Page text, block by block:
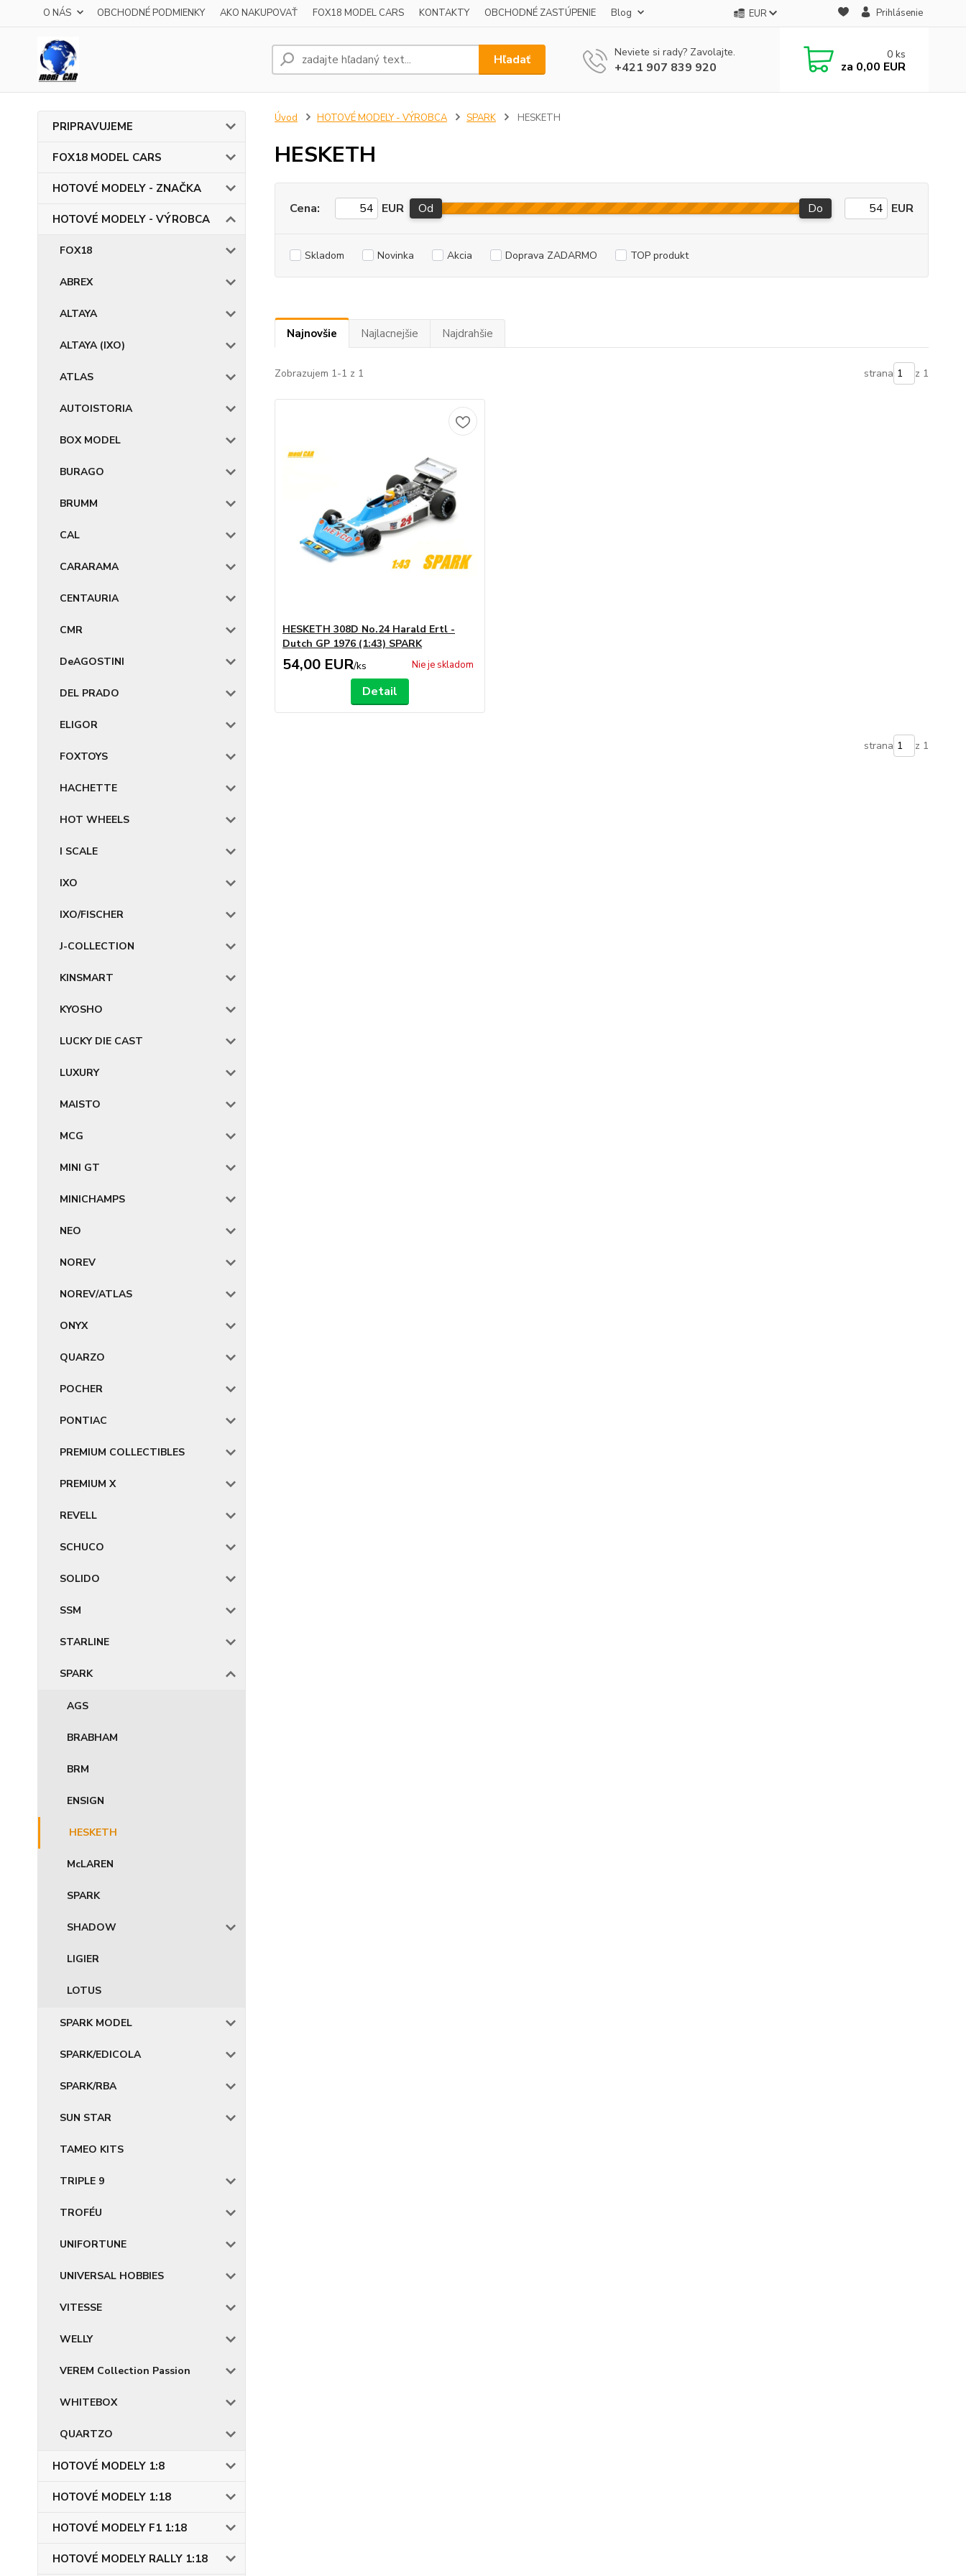
O NÁS OBCHODNÉ PODMIENKY AKO NAKUPOVAŤ FOX18 MODEL CARS KONTAKTY OBCHODNÉ ZASTÚPENIE Blog EUR Prihlásenie
Hľadať Neviete si rady? Zavolajte.
+421 907 839 920
0 ks
za 0,00 EUR
PRIPRAVUJEME
FOX18 MODEL CARS
HOTOVÉ MODELY - ZNAČKA
HOTOVÉ MODELY - VÝROBCA
FOX18
ABREX
ALTAYA
ALTAYA (IXO)
ATLAS
AUTOISTORIA
BOX MODEL
BURAGO
BRUMM
CAL
CARARAMA
CENTAURIA
CMR
DeAGOSTINI
DEL PRADO
ELIGOR
FOXTOYS
HACHETTE
HOT WHEELS
I SCALE
IXO
IXO/FISCHER
J-COLLECTION
KINSMART
KYOSHO
LUCKY DIE CAST
LUXURY
MAISTO
MCG
MINI GT
MINICHAMPS
NEO
NOREV
NOREV/ATLAS
ONYX
QUARZO
POCHER
PONTIAC
PREMIUM COLLECTIBLES
PREMIUM X
REVELL
SCHUCO
SOLIDO
SSM
STARLINE
SPARK
AGS
BRABHAM
BRM
ENSIGN
HESKETH
McLAREN
SPARK
SHADOW
LIGIER
LOTUS
SPARK MODEL
SPARK/EDICOLA
SPARK/RBA
SUN STAR
TAMEO KITS
TRIPLE 9
TROFÉU
UNIFORTUNE
UNIVERSAL HOBBIES
VITESSE
WELLY
VEREM Collection Passion
WHITEBOX
QUARTZO
HOTOVÉ MODELY 1:8
HOTOVÉ MODELY 1:18
HOTOVÉ MODELY F1 1:18
HOTOVÉ MODELY RALLY 1:18
Úvod HOTOVÉ MODELY - VÝROBCA SPARK HESKETH
HESKETH
Cena: EUR Od Do EUR
Skladom Novinka Akcia Doprava ZADARMO TOP produkt
Najnovšie Najlacnejšie Najdrahšie
Zobrazujem 1-1 z 1 strana z 1
HESKETH 308D No.24 Harald Ertl -
Dutch GP 1976 (1:43) SPARK
54,00 EUR/ks Nie je skladom
Detail
strana z 1